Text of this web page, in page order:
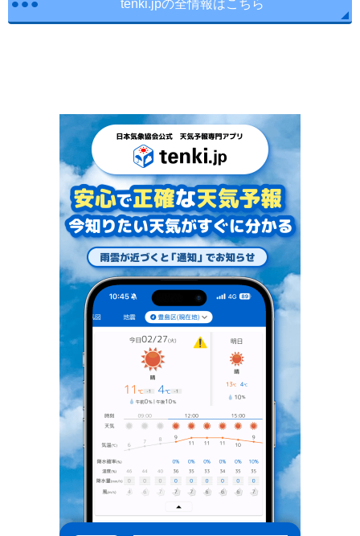
tenki.jpの全情報はこちら